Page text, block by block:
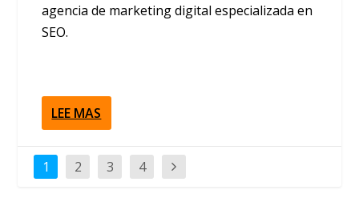
agencia de marketing digital especializada en
SEO.
LEE MAS
1 2 3 4